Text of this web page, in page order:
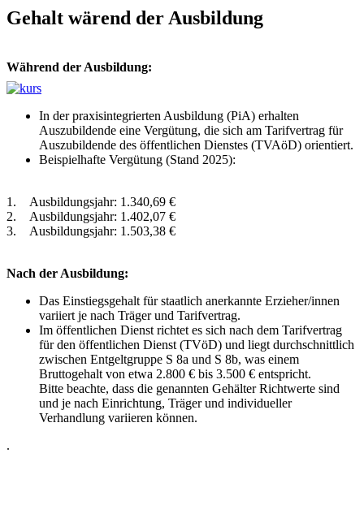
Gehalt wärend der Ausbildung
Während der Ausbildung:
In der praxisintegrierten Ausbildung (PiA) erhalten
Auszubildende eine Vergütung, die sich am Tarifvertrag für
Auszubildende des öffentlichen Dienstes (TVAöD) orientiert.
Beispielhafte Vergütung (Stand 2025):
1. Ausbildungsjahr: 1.340,69 €
2. Ausbildungsjahr: 1.402,07 €
3. Ausbildungsjahr: 1.503,38 €
Nach der Ausbildung:
Das Einstiegsgehalt für staatlich anerkannte Erzieher/innen
variiert je nach Träger und Tarifvertrag.
Im öffentlichen Dienst richtet es sich nach dem Tarifvertrag
für den öffentlichen Dienst (TVöD) und liegt durchschnittlich
zwischen Entgeltgruppe S 8a und S 8b, was einem
Bruttogehalt von etwa 2.800 € bis 3.500 € entspricht.
Bitte beachte, dass die genannten Gehälter Richtwerte sind
und je nach Einrichtung, Träger und individueller
Verhandlung variieren können.
.